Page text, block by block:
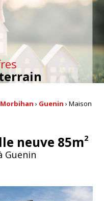
Morbihan › Guenin ›Maison
neuve 85m2
Guenin